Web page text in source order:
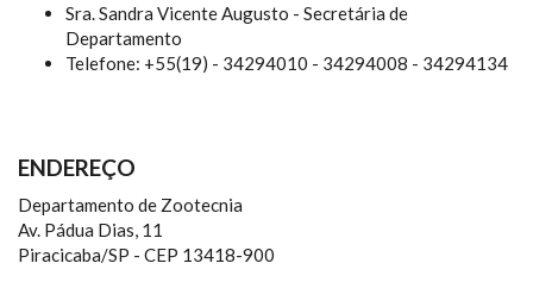
Sra. Sandra Vicente Augusto - Secretária de
Departamento
Telefone: +55(19) - 34294010 - 34294008 - 34294134
ENDEREÇO
Departamento de Zootecnia
Av. Pádua Dias, 11
Piracicaba/SP - CEP 13418-900